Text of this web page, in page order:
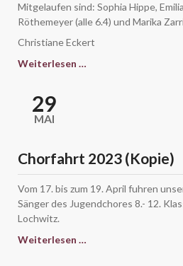
Mitgelaufen sind: Sophia Hippe,
Röthemeyer (alle 6.4) und Marika
Christiane Eckert
Weiterlesen …
(Kopie)
29
MAI
Chorfahrt 2023 (Kopie)
Vom 17. bis zum 19. April fuhren
Sänger des Jugendchores 8.- 12.
Lochwitz.
Weiterlesen …